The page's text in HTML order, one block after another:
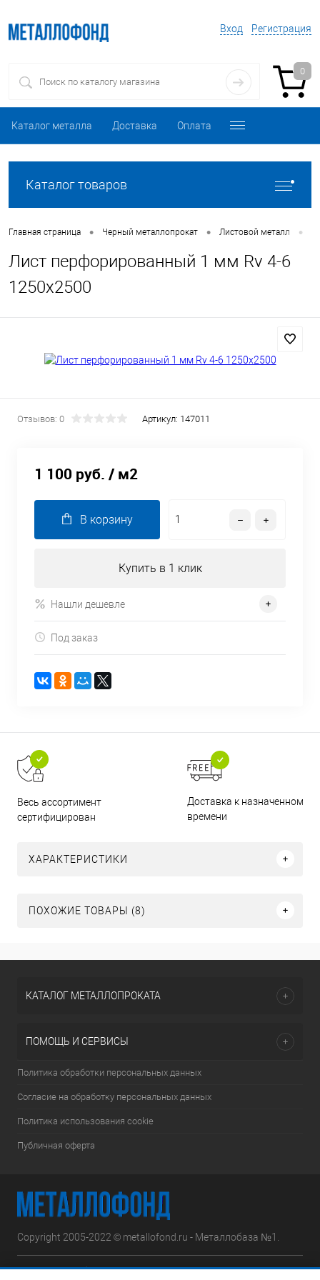
Вход Регистрация
0
Каталог металла Доставка Оплата
Каталог товаров
Главная страница • Черный металлопрокат • Листовой металл •
Лист перфорированный 1 мм Rv 4-6
1250х2500
Отзывов: 0 Артикул: 147011
1 100 руб. / м2
В корзину
Купить в 1 клик
Нашли дешевле
Под заказ
Весь ассортимент
сертифицирован
Доставка к назначенному
времени
ХАРАКТЕРИСТИКИ
ПОХОЖИЕ ТОВАРЫ (8)
КАТАЛОГ МЕТАЛЛОПРОКАТА
ПОМОЩЬ И СЕРВИСЫ
Политика обработки персональных данных
Согласие на обработку персональных данных
Политика использования cookie
Публичная оферта
Copyright 2005-2022 © metallofond.ru - Металлобаза №1.
Московская область, Ступинский р-н, д.Сотниково,